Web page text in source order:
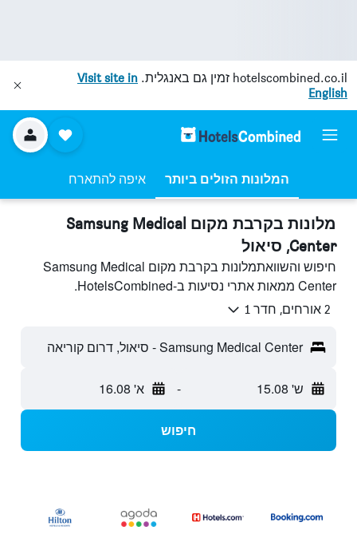
hotelscombined.co.il זמין גם באנגלית. Visit site in
English
המלונות הזולים ביותר איפה להתארח
מלונות בקרבת מקום Samsung Medical
Center, סיאול
חיפוש והשוואתמלונות בקרבת מקום Samsung Medical
Center ממאות אתרי נסיעות ב-HotelsCombined.
2 אורחים, חדר 1
Samsung Medical Center - סיאול, דרום קוריאה
ש' 15.08 - א' 16.08
חיפוש